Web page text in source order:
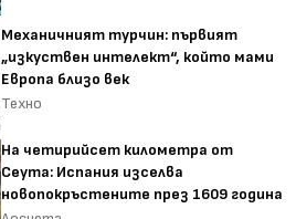
Механичният турчин: първият
„изкуствен интелект“, който мами
Европа близо век
Техно
На четирийсет километра от
Сеута: Испания изселва
новопокръстените през 1609 година